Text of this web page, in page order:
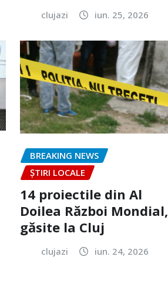
clujazi iun. 25, 2026
BREAKING NEWS
ȘTIRI LOCALE
14 proiectile din Al
Doilea Război Mondial,
găsite la Cluj
clujazi iun. 24, 2026